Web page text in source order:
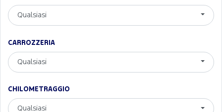
Qualsiasi
CARROZZERIA
Qualsiasi
CHILOMETRAGGIO
Qualsiasi